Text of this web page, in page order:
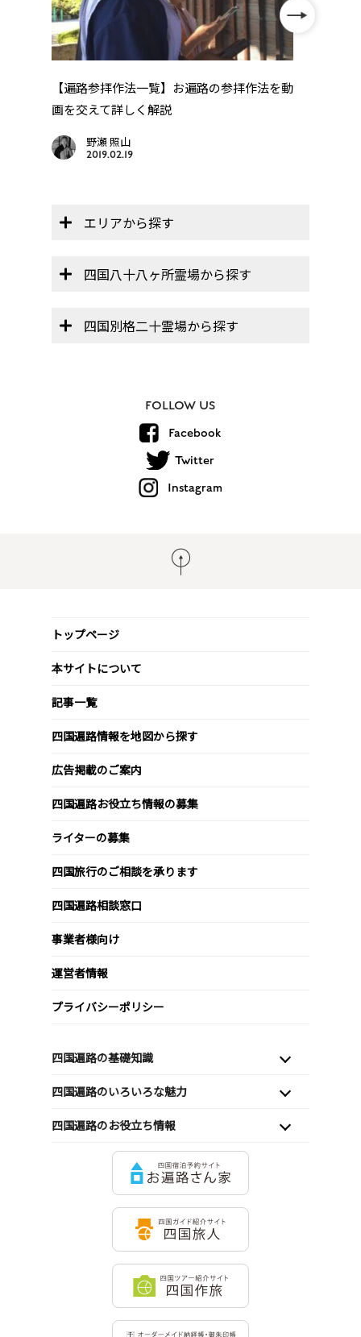
【遍路参拝作法一覧】お遍路の参拝作法を動
画を交えて詳しく解説
野瀬 照山
2019.02.19
エリアから探す
四国八十八ヶ所霊場から探す
四国別格二十霊場から探す
FOLLOW US
Facebook
Twitter
Instagram
トップページ
本サイトについて
記事一覧
四国遍路情報を地図から探す
広告掲載のご案内
四国遍路お役立ち情報の募集
ライターの募集
四国旅行のご相談を承ります
四国遍路相談窓口
事業者様向け
運営者情報
プライバシーポリシー
四国遍路の基礎知識
四国遍路のいろいろな魅力
四国遍路のお役立ち情報